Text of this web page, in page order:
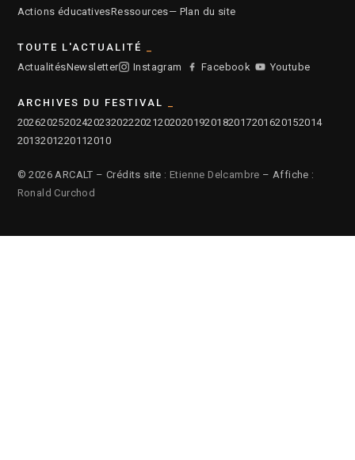
Actions éducativesRessources— Plan du site
TOUTE L'ACTUALITÉ
ActualitésNewsletter Instagram Facebook Youtube
ARCHIVES DU FESTIVAL
2026202520242023202220212020201920182017201620152014
2013201220112010
© 2026 ARCALT – Crédits site : Etienne Delcambre – Affiche :
Ronald Curchod